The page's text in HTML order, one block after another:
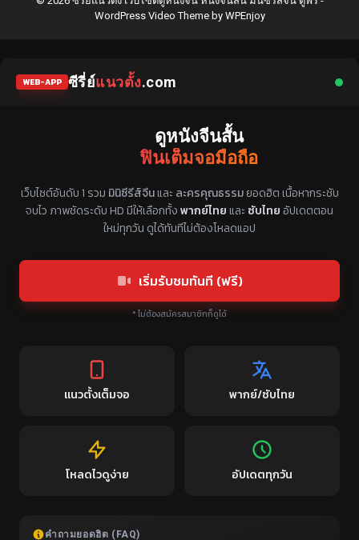
WordPress Video Themeby WPEnjoy
WEB-APP ซีรี่ย์แนวตั้ง.com
ดูหนังจีนสั้น
ฟินเต็มจอมือถือ
เว็บไซต์อันดับ 1 รวม มินิซีรีส์จีนและ ละครคุณธรรมยอดฮิต เนื้อหากระชับ
จบไว ภาพชัดระดับ HD มีให้เลือกทั้งพากย์ไทยและ ซับไทยอัปเดตตอน
ใหม่ทุกวัน ดูได้ทันทีไม่ต้องโหลดแอป
เริ่มรับชมทันที (ฟรี)
* ไม่ต้องสมัครสมาชิกก็ดูได้
แนวตั้งเต็มจอ พากย์/ซับไทย
โหลดไวดูง่าย อัปเดตทุกวัน
คำถามยอดฮิต (FAQ)